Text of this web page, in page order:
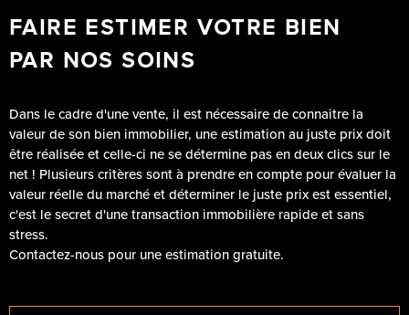
valeur de son bien immobilier, une estimation au juste prix doit
valeur réelle du marché et déterminer le juste prix est essentiel,
c'est le secret d'une transaction immobilière rapide et sans
stress.
Contactez-nous pour une estimation gratuite.
EN SAVOIR PLUS